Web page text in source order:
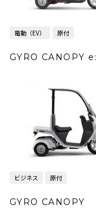
電動（EV） 原付
GYRO CANOPY e:
ビジネス 原付
GYRO CANOPY